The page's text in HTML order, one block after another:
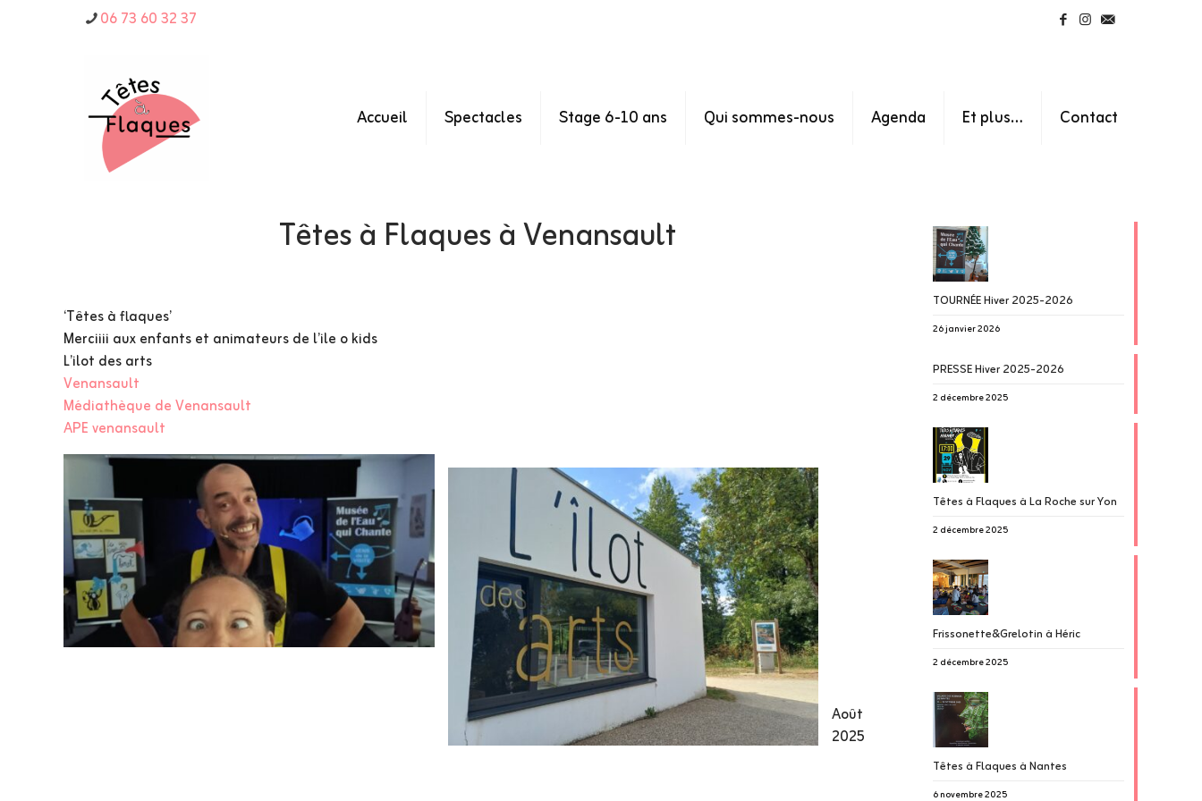
06 73 60 32 37
Accueil Spectacles Stage 6-10 ans Qui sommes-nous Agenda Et plus… Contact
Têtes à Flaques à Venansault
‘Têtes à flaques’
Merciiii aux enfants et animateurs de l’ile o kids
L’ilot des arts
Venansault
Médiathèque de Venansault
APE venansault
Août
2025
TOURNÉE Hiver 2025-2026
26 janvier 2026
PRESSE Hiver 2025-2026
2 décembre 2025
Têtes à Flaques à La Roche sur Yon
2 décembre 2025
Frissonette&Grelotin à Héric
2 décembre 2025
Têtes à Flaques à Nantes
6 novembre 2025